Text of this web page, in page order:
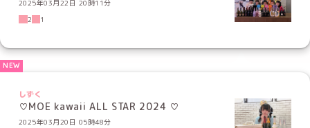
2025年03月22日 20時11分
2
1
しずく
♡MOE kawaii ALL STAR 2024 ♡
2025年03月20日 05時48分